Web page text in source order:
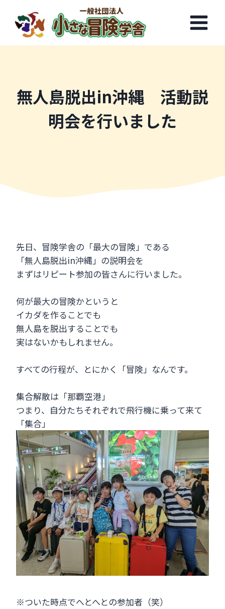
ス
無人島脱出in沖縄 活動説
明会を行いました
先日、冒険学舎の「最大の冒険」である
「無人島脱出in沖縄」の説明会を
まずはリピート参加の皆さんに行いました。
何が最大の冒険かというと
イカダを作ることでも
無人島を脱出することでも
実はないかもしれません。
すべての行程が、とにかく「冒険」なんです。
集合解散は「那覇空港」
つまり、自分たちそれぞれで飛行機に乗って来て
「集合」
※ついた時点でへとへとの参加者（笑）